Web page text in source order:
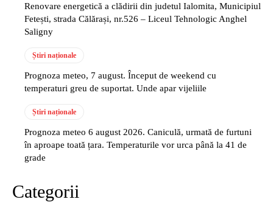
Renovare energetică a clădirii din judetul Ialomita, Municipiul
Fetești, strada Călărași, nr.526 – Liceul Tehnologic Anghel
Saligny
Știri naționale
Prognoza meteo, 7 august. Început de weekend cu
temperaturi greu de suportat. Unde apar vijeliile
Știri naționale
Prognoza meteo 6 august 2026. Caniculă, urmată de furtuni
în aproape toată țara. Temperaturile vor urca până la 41 de
grade
Categorii